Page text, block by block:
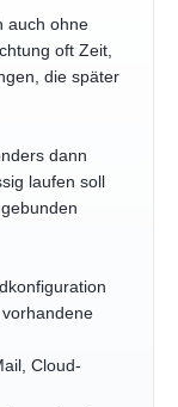
auch ohne
oft Zeit,
die später
dann
laufen soll
Cloud-